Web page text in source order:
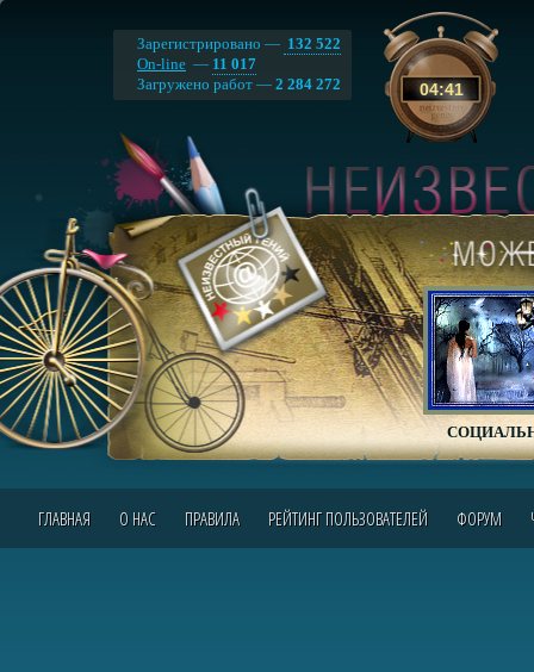
04:41
Зарегистрировано — 132 522
On-line — 11 017
Загружено работ — 2 284 272
ГЛАВНАЯ О НАС ПРАВИЛА РЕЙТИНГ ПОЛЬЗОВАТЕЛЕЙ ФОРУМ